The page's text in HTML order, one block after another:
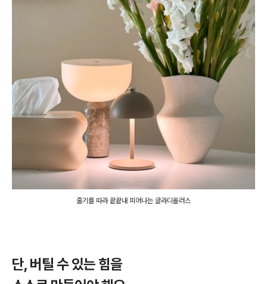
줄기를 따라 끝끝내 피어나는 글라디올러스
단, 버틸 수 있는 힘을